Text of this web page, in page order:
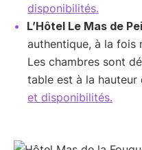
disponibilités.
L’Hôtel Le Mas de
authentique, à la fois
Les chambres sont
table est à la hauteur
et disponibilités.